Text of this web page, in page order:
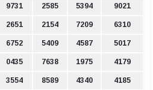
9731 2585 5394 9021
2651 2154 7209 6310
6752 5409 4587 5017
0435 7638 1975 4179
3554 8589 4340 4185